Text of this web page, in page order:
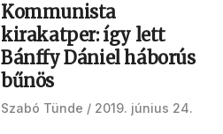
Kommunista
kirakatper: így lett
Bánffy Dániel háborús
bűnös
Szabó Tünde 2019. június 24.